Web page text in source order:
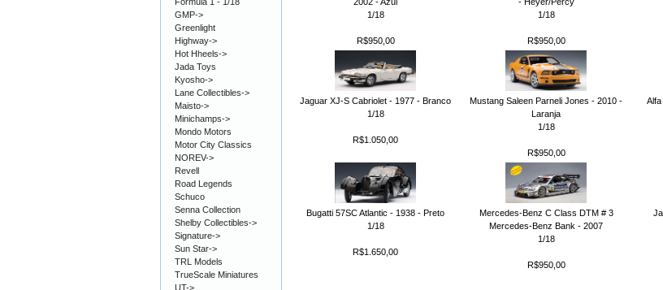
1/18
R$950,00
1/18
R$950,00
Jaguar XJ-S Cabriolet - 1977 - Branco
1/18
R$1.050,00
Mustang Saleen Parneli Jones - 2010 -
Laranja
1/18
R$950,00
Bugatti 57SC Atlantic - 1938 - Preto
1/18
R$1.650,00
Mercedes-Benz C Class DTM # 3
Mercedes-Benz Bank - 2007
1/18
R$950,00
GMP->
Greenlight
Highway->
Hot Hheels->
Jada Toys
Kyosho->
Lane Collectibles->
Maisto->
Minichamps->
Mondo Motors
Motor City Classics
NOREV->
Revell
Road Legends
Schuco
Senna Collection
Shelby Collectibles->
Signature->
Sun Star->
TRL Models
TrueScale Miniatures
UT->